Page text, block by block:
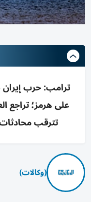
ترامب: حرب إيران
تترقب
(وكالات)